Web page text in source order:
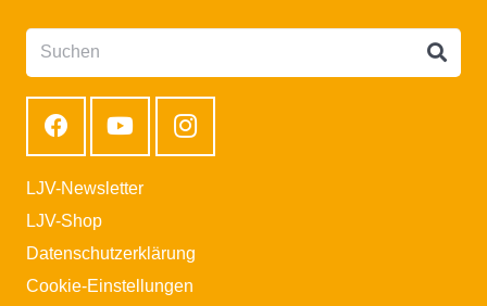
LJV-Newsletter
LJV-Shop
Datenschutzerklärung
Cookie-Einstellungen